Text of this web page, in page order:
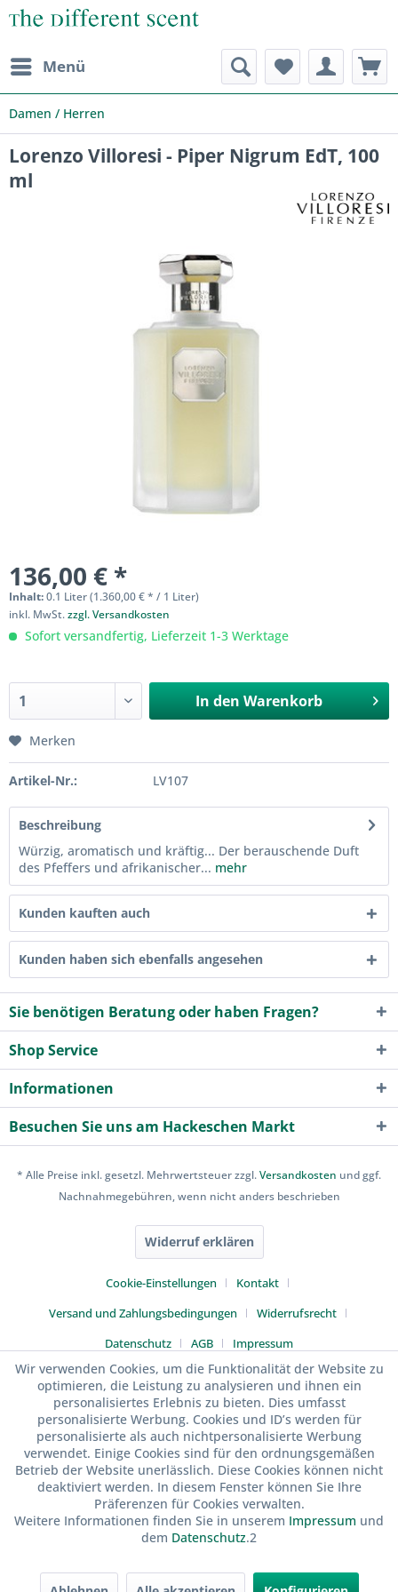
Menü
Damen / Herren
Lorenzo Villoresi - Piper Nigrum EdT, 100
ml
136,00 € *
Inhalt:0.1 Liter (1.360,00 € * / 1 Liter)
inkl. MwSt.zzgl. Versandkosten
Sofort versandfertig, Lieferzeit 1-3 Werktage
In den Warenkorb
Merken
Artikel-Nr.: LV107
Beschreibung
Würzig, aromatisch und kräftig... Der berauschende Duft
des Pfeffers und afrikanischer... mehr
Kunden kauften auch
Kunden haben sich ebenfalls angesehen
Sie benötigen Beratung oder haben Fragen?
Shop Service
Informationen
Besuchen Sie uns am Hackeschen Markt
* Alle Preise inkl. gesetzl. Mehrwertsteuer zzgl.Versandkosten und ggf.
Nachnahmegebühren, wenn nicht anders beschrieben
Widerruf erklären
Cookie-Einstellungen
Kontakt
Versand und Zahlungsbedingungen
Widerrufsrecht
Datenschutz
AGB Impressum
Wir verwenden Cookies, um die Funktionalität der Website zu
optimieren, die Leistung zu analysieren und ihnen ein
personalisiertes Erlebnis zu bieten. Dies umfasst
personalisierte Werbung. Cookies und ID’s werden für
personalisierte als auch nichtpersonalisierte Werbung
verwendet. Einige Cookies sind für den ordnungsgemäßen
Betrieb der Website unerlässlich. Diese Cookies können nicht
deaktiviert werden. In diesem Fenster können Sie Ihre
Präferenzen für Cookies verwalten.
Weitere Informationen finden Sie in unserem Impressum und
dem Datenschutz.2